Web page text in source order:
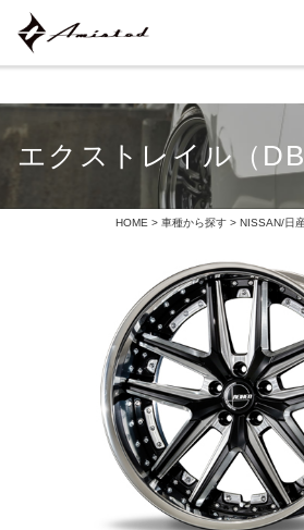
エクストレイル（
HOME > 車種から探す > NISSAN/日